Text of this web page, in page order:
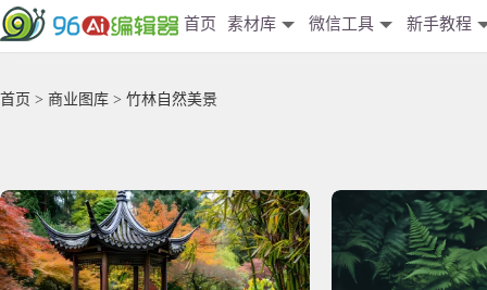
首页 素材库 微信工具 新手教程
首页 > 商业图库 > 竹林自然美景